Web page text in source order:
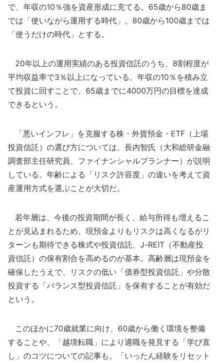
で、年収の10％強を資産形成に充てる。65歳から80歳ま
では「使いながら運用する時代」。80歳から100歳までは
「使うだけの時代」とする。
20年以上の運用実績のある投資信託のうち、8割程度が
平均収益率で3％以上になっている。年収の10％を積み立
て投資に回すことで、65歳までに4000万円の目標を達成
できるという。
「悪いインフレ」を克服する株・外貨預金・ETF（上場
投資信託）の選び方については、長内智氏（大和総研金融
調査部主任研究員、ファイナンシャルプランナー）が説明
している。年齢による「リスク許容度」の違いを考えて資
産運用方式を選ぶことが大切だ。
若年層は、今後の投資期間が長く、給与所得も増えるこ
とが見込まれるため、現預金よりもリスクは高くなるがリ
ターンも期待できる株式や投資信託、J-REIT（不動産投
資信託）の保有割合を高めるのが基本。高齢層は現預金を
確保したうえで、リスクの低い「債券型投資信託」や分散
投資する「バランス型投資信託」を保有することが有効だ
という。
このほかに70歳就業に向け、60歳から働く環境を整備
することや、「越境転職」により適職を発見する「学び直
し」のコツについての記事も。「いったん経験をリセット